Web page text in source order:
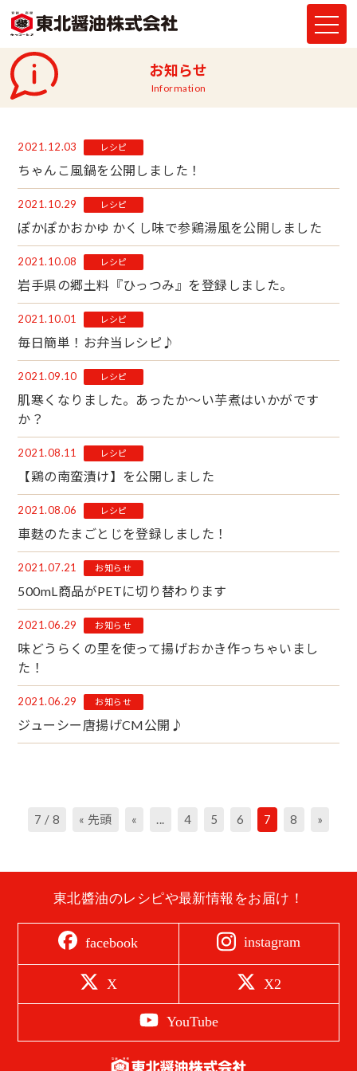
お知らせ
Information
2021.12.03 レシピ
ちゃんこ風鍋を公開しました！
2021.10.29 レシピ
ぽかぽかおかゆ かくし味で参鶏湯風を公開しました
2021.10.08 レシピ
岩手県の郷土料『ひっつみ』を登録しました。
2021.10.01 レシピ
毎日簡単！お弁当レシピ♪
2021.09.10 レシピ
肌寒くなりました。あったか～い芋煮はいかがです
か？
2021.08.11 レシピ
【鶏の南蛮漬け】を公開しました
2021.08.06 レシピ
車麩のたまごとじを登録しました！
2021.07.21 お知らせ
500mL商品がPETに切り替わります
2021.06.29 お知らせ
味どうらくの里を使って揚げおかき作っちゃいまし
た！
2021.06.29 お知らせ
ジューシー唐揚げCM公開♪
7 / 8 « 先頭 « ... 4 5 6 7 8 »
東北醬油のレシピや最新情報をお届け！
facebook instagram
X X2
YouTube